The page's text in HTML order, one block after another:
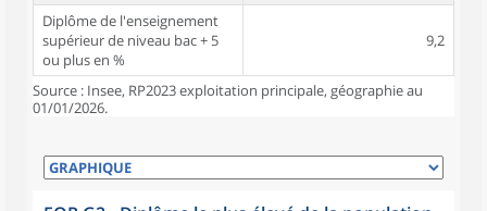
Diplôme de l'enseignement
supérieur de niveau bac + 5
ou plus en %
9,2
Source : Insee, RP2023 exploitation principale, géographie au
01/01/2026.